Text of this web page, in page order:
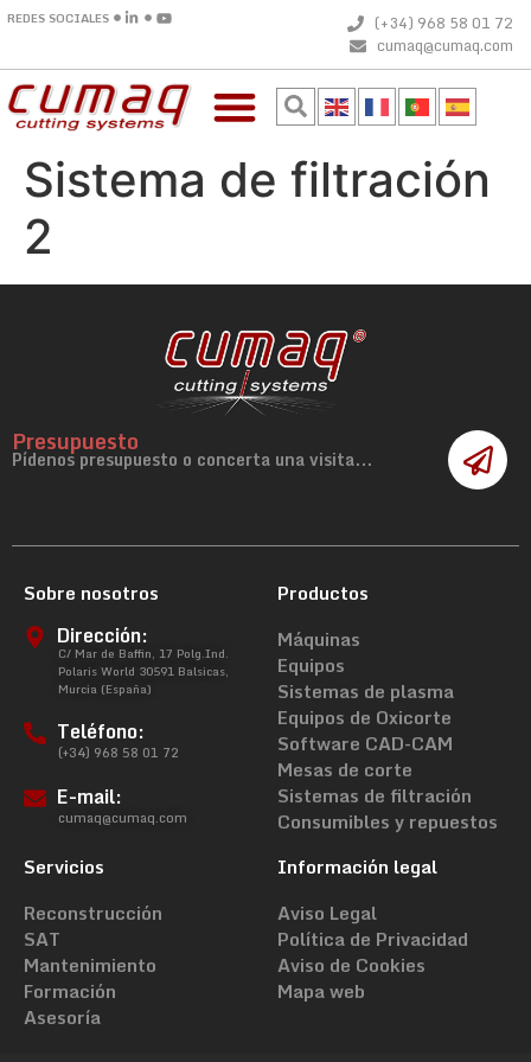
REDES SOCIALES
(+34) 968 58 01 72
cumaq@cumaq.com
Sistema de filtración
2
Presupuesto
Pídenos presupuesto o concerta una visita...
Sobre nosotros
Dirección:
C/ Mar de Baffin, 17 Polg.Ind.
Polaris World 30591 Balsicas,
Murcia (España)
Teléfono:
(+34) 968 58 01 72
E-mail:
cumaq@cumaq.com
Productos
Máquinas
Equipos
Sistemas de plasma
Equipos de Oxicorte
Software CAD-CAM
Mesas de corte
Sistemas de filtración
Consumibles y repuestos
Servicios
Reconstrucción
SAT
Mantenimiento
Formación
Asesoría
Información legal
Aviso Legal
Política de Privacidad
Aviso de Cookies
Mapa web